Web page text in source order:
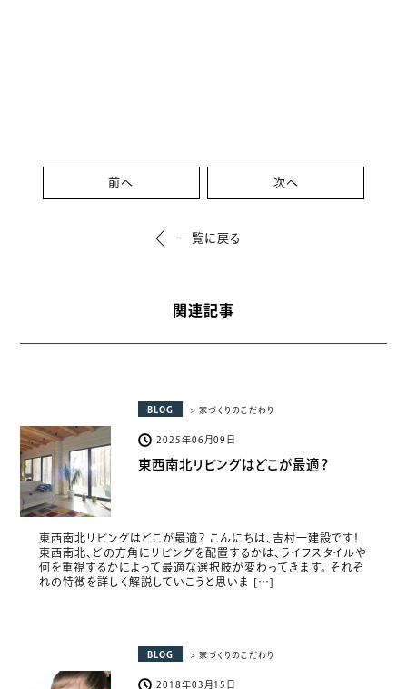
前へ 次へ
一覧に戻る
関連記事
BLOG > 家づくりのこだわり
2025年06月09日
東西南北リビングはどこが最適？
東西南北リビングはどこが最適？ こんにちは、吉村一建設です！
東西南北、どの方角にリビングを配置するかは、ライフスタイルや
何を重視するかによって最適な選択肢が変わってきます。 それぞ
れの特徴を詳しく解説していこうと思いま […]
BLOG > 家づくりのこだわり
2018年03月15日